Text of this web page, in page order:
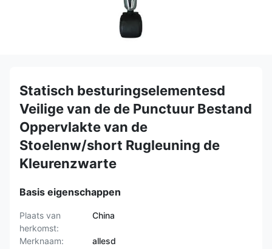
Statisch besturingselementesd
Veilige van de de Punctuur Bestand
Oppervlakte van de
Stoelenw/short Rugleuning de
Kleurenzwarte
Basis eigenschappen
Plaats van
herkomst:
China
Merknaam:
allesd